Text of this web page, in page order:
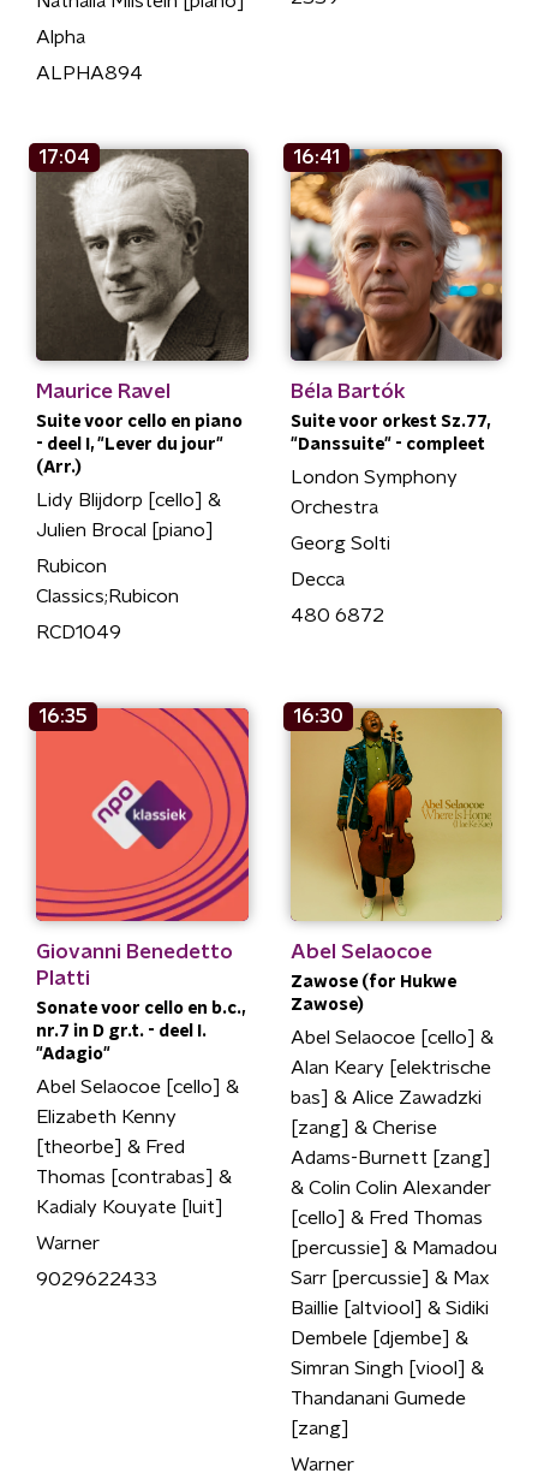
Alpha
ALPHA894
17:04
Maurice Ravel
Suite voor cello en piano
- deel I, "Lever du jour"
(Arr.)
Lidy Blijdorp [cello] &
Julien Brocal [piano]
Rubicon
Classics;Rubicon
RCD1049
16:41
Béla Bartók
Suite voor orkest Sz.77,
"Danssuite" - compleet
London Symphony
Orchestra
Georg Solti
Decca
480 6872
16:35
Giovanni Benedetto
Platti
Sonate voor cello en b.c.,
nr.7 in D gr.t. - deel I.
"Adagio"
Abel Selaocoe [cello] &
Elizabeth Kenny
[theorbe] & Fred
Thomas [contrabas] &
Kadialy Kouyate [luit]
Warner
9029622433
16:30
Abel Selaocoe
Zawose (for Hukwe
Zawose)
Abel Selaocoe [cello] &
Alan Keary [elektrische
bas] & Alice Zawadzki
[zang] & Cherise
Adams-Burnett [zang]
& Colin Colin Alexander
[cello] & Fred Thomas
[percussie] & Mamadou
Sarr [percussie] & Max
Baillie [altviool] & Sidiki
Dembele [djembe] &
Simran Singh [viool] &
Thandanani Gumede
[zang]
Warner